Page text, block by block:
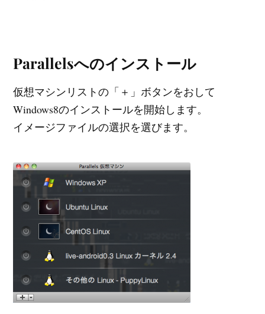
Parallelsへのインストール
仮想マシンリストの「＋」ボタンをおして
Windows8のインストールを開始します。
イメージファイルの選択を選びます。